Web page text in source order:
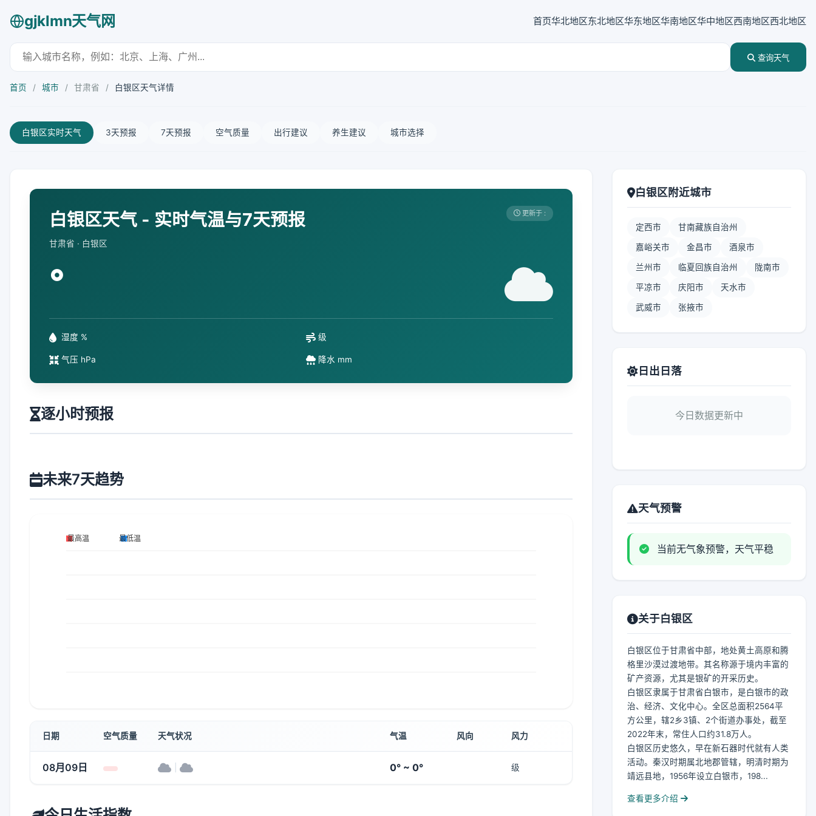
gjklmn天气网 首页华北地区东北地区华东地区华南地区华中地区西南地区西北地区
查询天气
首页 / 城市 / 甘肃省 / 白银区天气详情
白银区实时天气 3天预报 7天预报 空气质量 出行建议 养生建议 城市选择
白银区天气 - 实时气温与7天预报
甘肃省 · 白银区
更新于 :
°
湿度 % 级
气压 hPa 降水 mm
逐小时预报
未来7天趋势
日期 空气质量 天气状况 气温 风向 风力
08月09日 0° ~ 0° 级
白银区附近城市
定西市 甘南藏族自治州
嘉峪关市 金昌市 酒泉市
兰州市 临夏回族自治州 陇南市
平凉市 庆阳市 天水市
武威市 张掖市
日出日落
今日数据更新中
天气预警
当前无气象预警，天气平稳
关于白银区
白银区位于甘肃省中部，地处黄土高原和腾
格里沙漠过渡地带。其名称源于境内丰富的
矿产资源，尤其是银矿的开采历史。
白银区隶属于甘肃省白银市，是白银市的政
治、经济、文化中心。全区总面积2564平
方公里，辖2乡3镇、2个街道办事处，截至
2022年末，常住人口约31.8万人。
白银区历史悠久，早在新石器时代就有人类
活动。秦汉时期属北地郡管辖，明清时期为
靖远县地，1956年设立白银市，198...
查看更多介绍